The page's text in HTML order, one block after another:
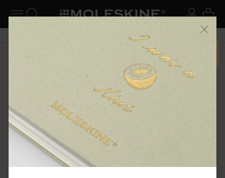
ナビゲーションの切替 ログ
検索 (キーワードなど) カ
6,500円以上のご購入で送料無料 メニ
ーを閉じる
ショップ The Original Notebook